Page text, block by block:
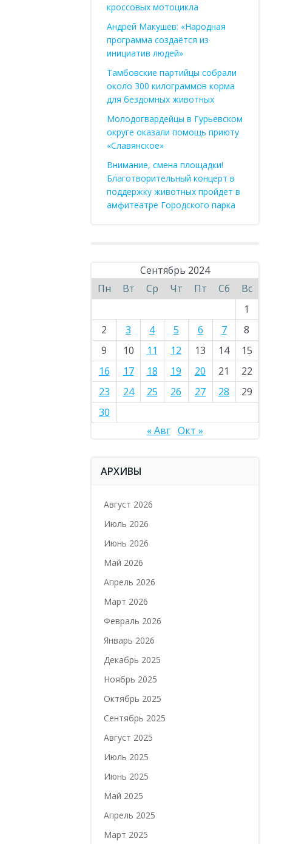
кроссовых мотоцикла
Андрей Макушев: «Народная
программа создаётся из
инициатив людей»
Тамбовские партийцы собрали
около 300 килограммов корма
для бездомных животных
Молодогвардейцы в Гурьевском
округе оказали помощь приюту
«Славянское»
Внимание, смена площадки!
Благотворительный концерт в
поддержку животных пройдет в
амфитеатре Городского парка
Сентябрь 2024
Пн
Вт Ср Чт Пт Сб
Вс
1
2
3 4 5 6 7
8
9
10 11 12 13 14
15
16
17 18 19 20 21
22
23
24 25 26 27 28
29
30
« Авг Окт »
АРХИВЫ
Август 2026
Июль 2026
Июнь 2026
Май 2026
Апрель 2026
Март 2026
Февраль 2026
Январь 2026
Декабрь 2025
Ноябрь 2025
Октябрь 2025
Сентябрь 2025
Август 2025
Июль 2025
Июнь 2025
Май 2025
Апрель 2025
Март 2025